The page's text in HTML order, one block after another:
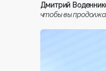
Дмитрий
чтобы вы